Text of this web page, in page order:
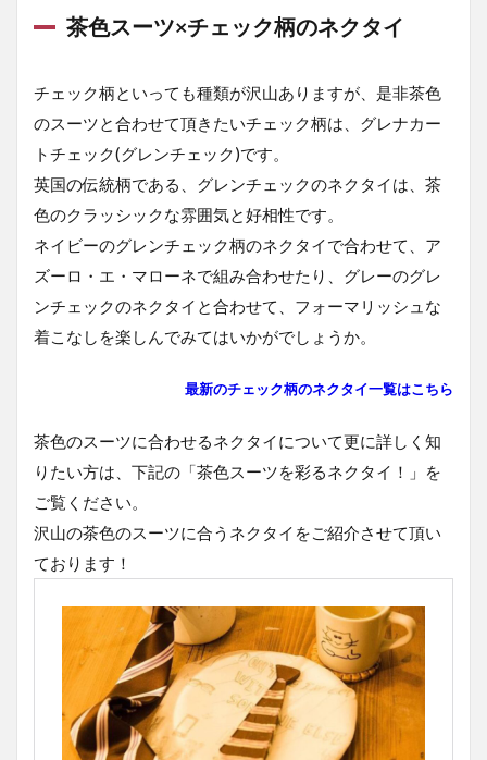
茶色スーツ×チェック柄のネクタイ
チェック柄といっても種類が沢山ありますが、是非茶色
のスーツと合わせて頂きたいチェック柄は、グレナカー
トチェック(グレンチェック)です。
英国の伝統柄である、グレンチェックのネクタイは、茶
色のクラッシックな雰囲気と好相性です。
ネイビーのグレンチェック柄のネクタイで合わせて、ア
ズーロ・エ・マローネで組み合わせたり、グレーのグレ
ンチェックのネクタイと合わせて、フォーマリッシュな
着こなしを楽しんでみてはいかがでしょうか。
最新のチェック柄のネクタイ一覧はこちら
茶色のスーツに合わせるネクタイについて更に詳しく知
りたい方は、下記の「茶色スーツを彩るネクタイ！」を
ご覧ください。
沢山の茶色のスーツに合うネクタイをご紹介させて頂い
ております！